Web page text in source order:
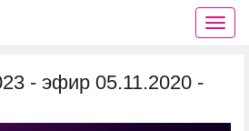
- эфир 05.11.2020 -